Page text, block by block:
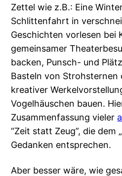
Zettel wie z.B.: Eine
Schlittenfahrt in
Geschichten vorlesen bei
gemeinsamer
backen, Punsch- und
Basteln von Strohsternen
kreativer
Vogelhäuschen bauen.
Zusammenfassung vieler
“Zeit statt Zeug”, die dem
Gedanken entsprechen.
Aber besser wäre, wie